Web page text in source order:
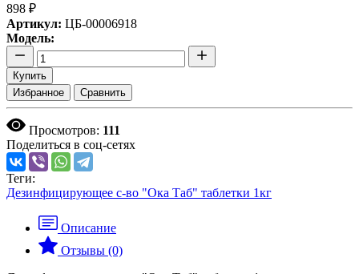
898 ₽
Артикул: ЦБ-00006918
Модель:
Купить
Избранное
Сравнить
Просмотров: 111
Поделиться в соц-сетях
Теги:
Дезинфицирующее с-во "Ока Таб" таблетки 1кг
Описание
Отзывы (0)